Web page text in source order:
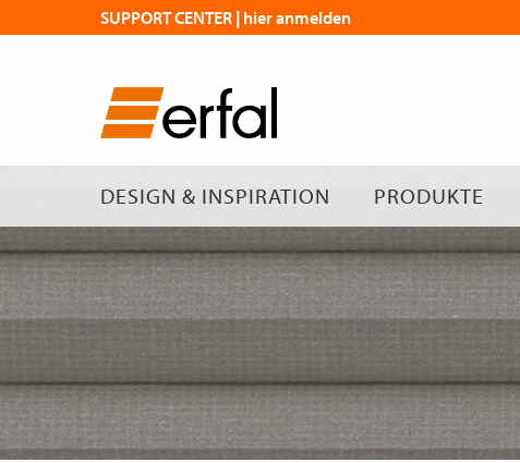
DESIGN & INSPIRATION PRODUKTE
SUPPORT CENTER | hier anmelden